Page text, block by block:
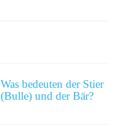
Was bedeuten der Stier
(Bulle) und der Bär?